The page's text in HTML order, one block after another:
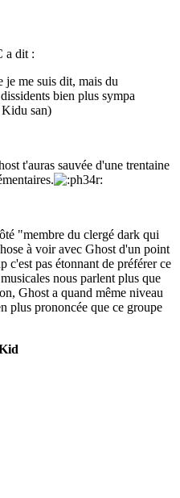
a dit :
je me suis dit, mais du
bien plus sympa
san)
t'auras sauvée d'une trentaine
"membre du clergé dark qui
à voir avec Ghost d'un point
c'est pas étonnant de préférer ce
nous parlent plus que
Ghost a quand même niveau
plus prononcée que ce groupe